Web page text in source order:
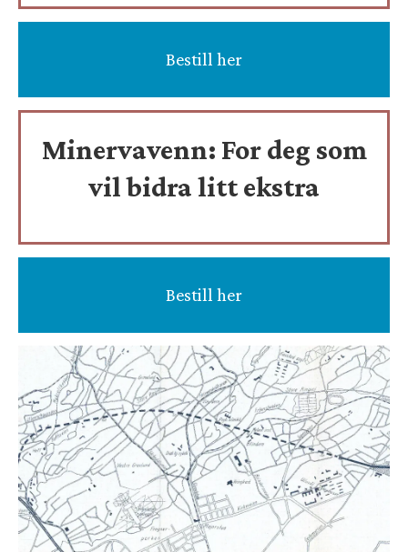
Bestill her
Minervavenn: For deg som
vil bidra litt ekstra
Bestill her